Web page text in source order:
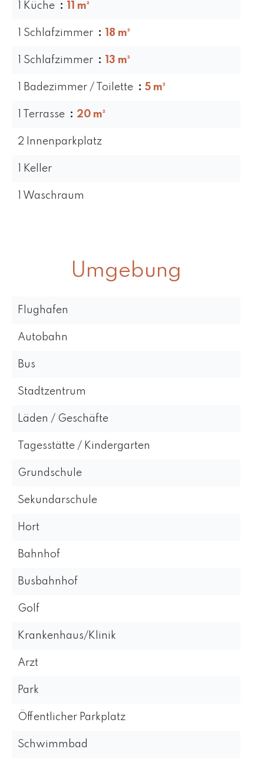
1 Küche 11 m²
1 Schlafzimmer 18 m²
1 Schlafzimmer 13 m²
1 Badezimmer / Toilette 5 m²
1 Terrasse 20 m²
2 Innenparkplatz
1 Keller
1 Waschraum
Umgebung
Flughafen
Autobahn
Bus
Stadtzentrum
Läden / Geschäfte
Tagesstätte / Kindergarten
Grundschule
Sekundarschule
Hort
Bahnhof
Busbahnhof
Golf
Krankenhaus/Klinik
Arzt
Park
Öffentlicher Parkplatz
Schwimmbad